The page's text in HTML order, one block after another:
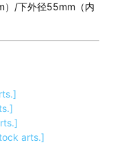
/下外径55mm（内
arts.]